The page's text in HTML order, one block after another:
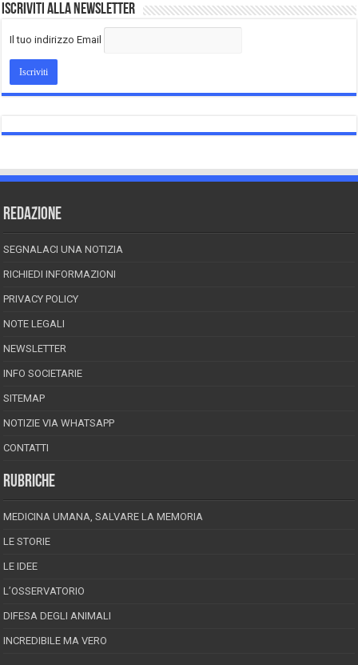
Iscriviti alla Newsletter
Il tuo indirizzo Email
REDAZIONE
SEGNALACI UNA NOTIZIA
RICHIEDI INFORMAZIONI
PRIVACY POLICY
NOTE LEGALI
NEWSLETTER
INFO SOCIETARIE
SITEMAP
NOTIZIE VIA WHATSAPP
CONTATTI
RUBRICHE
MEDICINA UMANA, SALVARE LA MEMORIA
LE STORIE
LE IDEE
L’OSSERVATORIO
DIFESA DEGLI ANIMALI
INCREDIBILE MA VERO